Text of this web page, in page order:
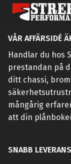
VÅR AFFÄRSIDÉ
Handlar du hos
prestandan på
ditt chassi,
mångårig
att din
SNABB LEVERANS